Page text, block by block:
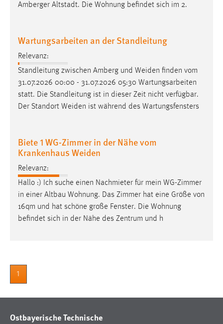
Amberger Altstadt. Die Wohnung befindet sich im 2.
Wartungsarbeiten an der Standleitung
Relevanz:
Standleitung zwischen Amberg und Weiden finden vom
31.07.2026 00:00 - 31.07.2026 05:30 Wartungsarbeiten
statt. Die Standleitung ist in dieser Zeit nicht verfügbar.
Der Standort Weiden ist während des Wartungsfensters
Biete 1 WG-Zimmer in der Nähe vom
Krankenhaus Weiden
Relevanz:
Hallo :) Ich suche einen Nachmieter für mein WG-Zimmer
in einer Altbau Wohnung. Das Zimmer hat eine Größe von
16qm und hat schöne große Fenster. Die Wohnung
befindet sich in der Nähe des Zentrum und h
1
Ostbayerische Technische